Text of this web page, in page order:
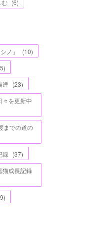
む (6)
ノ」
(10)
)
達 (23)
を更新中
までの道の
録 (37)
猫成長記録
)